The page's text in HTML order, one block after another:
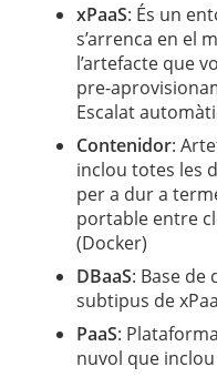
xPaaS: És un
s’arrenca en el
l’artefacte que
pre-
Escalat
Contenidor:
inclou totes les
per a dur a
portable entre
(Docker)
DBaaS: Base de
subtipus de
PaaS:
nuvol que